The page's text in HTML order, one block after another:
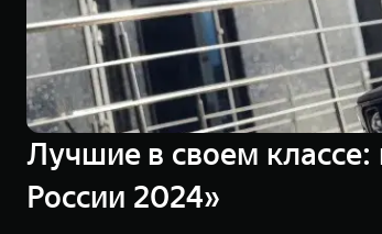
Лучшие в своем
России 2024»